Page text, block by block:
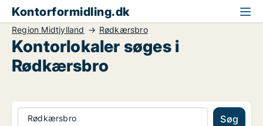
Kontorformidling.dk
Region Midtjylland Rødkærsbro
Kontorlokaler søges i
Rødkærsbro
Rødkærsbro Søg